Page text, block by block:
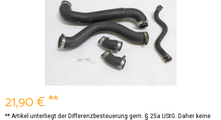
21,90 € **
** Artikel unterliegt der Differenzbesteuerung gem. § 25a UStG. Daher keine